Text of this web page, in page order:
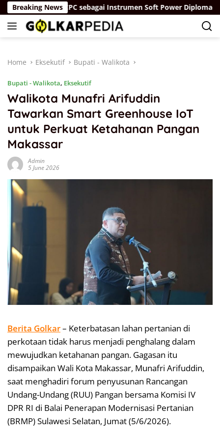
Skip
to
content
Breaking News
IDCPC sebagai Instrumen Soft Power Diplomacy
Home Eksekutif Bupati - Walikota
Bupati - Walikota, Eksekutif
Walikota Munafri Arifuddin
Tawarkan Smart Greenhouse IoT
untuk Perkuat Ketahanan Pangan
Makassar
Admin
5 June 2026
Berita Golkar– Keterbatasan lahan pertanian di
perkotaan tidak harus menjadi penghalang dalam
mewujudkan ketahanan pangan. Gagasan itu
disampaikan Wali Kota Makassar, Munafri Arifuddin,
saat menghadiri forum penyusunan Rancangan
Undang-Undang (RUU) Pangan bersama Komisi IV
DPR RI di Balai Penerapan Modernisasi Pertanian
(BRMP) Sulawesi Selatan, Jumat (5/6/2026).